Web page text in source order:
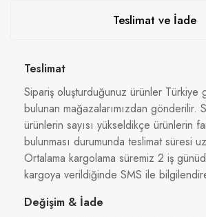
Teslimat ve İade
Teslimat
Sipariş oluşturduğunuz ürünler Türkiye
bulunan mağazalarımızdan gönderilir.
ürünlerin sayısı yükseldikçe ürünlerin
bulunması durumunda teslimat süresi
Ortalama kargolama süremiz 2 iş
kargoya verildiğinde SMS ile
Değişim & İade